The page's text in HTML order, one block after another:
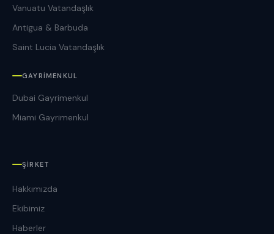
Vanuatu Vatandaşlık
Antigua & Barbuda
Saint Lucia Vatandaşlık
GAYRIMENKUL
Dubai Gayrimenkul
Miami Gayrimenkul
ŞIRKET
Hakkımızda
Ekibimiz
Haberler